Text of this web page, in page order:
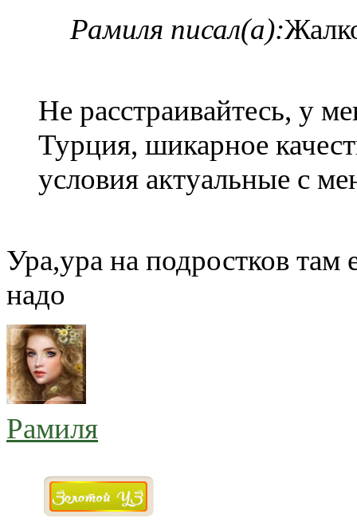
Рамиля писал(а):
Не расстраивайтесь, у
Турция, шикарное
условия актуальные с
Ура,ура на подростков
надо
Рамиля